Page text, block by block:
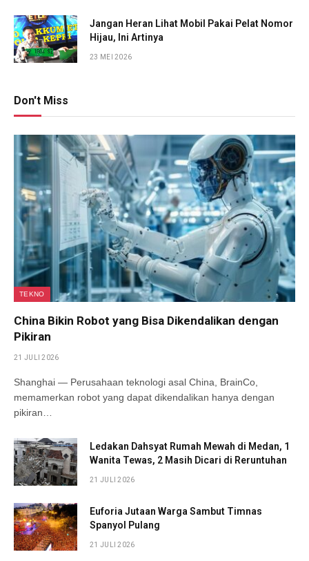
Jangan Heran Lihat Mobil Pakai Pelat Nomor
Hijau, Ini Artinya
23 MEI 2026
Don't Miss
TEKNO
China Bikin Robot yang Bisa Dikendalikan dengan
Pikiran
21 JULI 2026
Shanghai — Perusahaan teknologi asal China, BrainCo,
memamerkan robot yang dapat dikendalikan hanya dengan
pikiran…
Ledakan Dahsyat Rumah Mewah di Medan, 1
Wanita Tewas, 2 Masih Dicari di Reruntuhan
21 JULI 2026
Euforia Jutaan Warga Sambut Timnas
Spanyol Pulang
21 JULI 2026